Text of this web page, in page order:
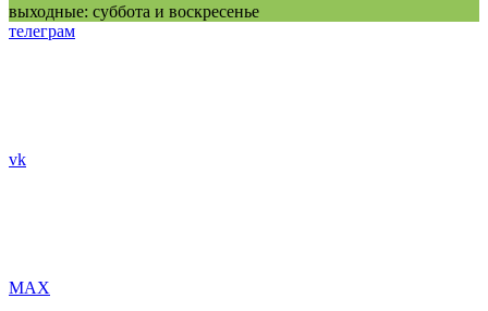
выходные: суббота и воскресенье
телеграм
vk
MAX